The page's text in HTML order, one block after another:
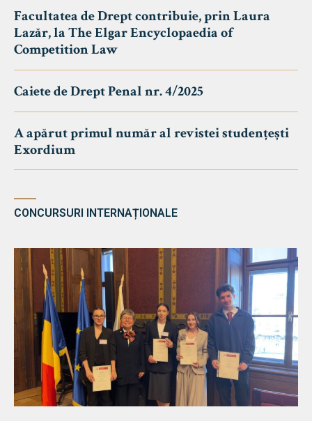
Facultatea de Drept contribuie, prin Laura
Lazăr, la The Elgar Encyclopaedia of
Competition Law
Caiete de Drept Penal nr. 4/2025
A apărut primul număr al revistei studențești
Exordium
CONCURSURI INTERNAȚIONALE